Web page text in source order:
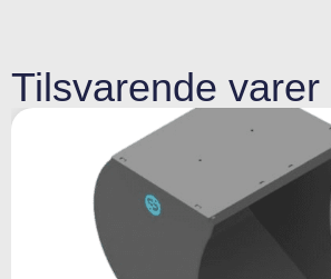
Tilsvarende varer